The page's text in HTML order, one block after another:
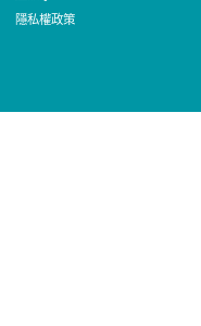
隱私權政策